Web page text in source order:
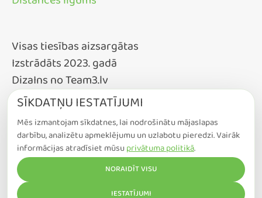
Visas tiesības aizsargātas
Izstrādāts 2023. gadā
DizaIns no Team3.lv
SĪKDATŅU IESTATĪJUMI
Mēs izmantojam sīkdatnes, lai nodrošinātu mājaslapas
darbību, analizētu apmeklējumu un uzlabotu pieredzi. Vairāk
informācijas atradīsiet mūsuprivātuma politikā.
NORAIDĪT VISU